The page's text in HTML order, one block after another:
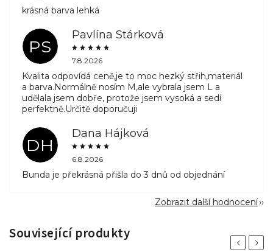
krásná barva lehká
PS
Pavlína Stárková
7.8.2026
Kvalita odpovídá ceně,je to moc hezký střih,materiál
a barva.Normálně nosím M,ale vybrala jsem L a
udělala jsem dobře, protože jsem vysoká a sedí
perfektně.Určitě doporučuji
DH
Dana Hájková
6.8.2026
Bunda je překrásná přišla do 3 dnů od objednání
Zobrazit další hodnocení
Související produkty
Previous
Next